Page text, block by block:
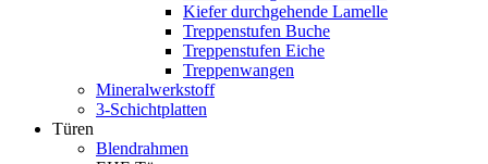
Kiefer durchgehende Lamelle
Treppenstufen Buche
Treppenstufen Eiche
Treppenwangen
Mineralwerkstoff
3-Schichtplatten
Türen
Blendrahmen